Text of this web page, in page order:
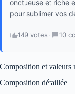
onctueuse et riche
pour sublimer vos
149 votes · 10
Composition et valeurs
Composition détaillée